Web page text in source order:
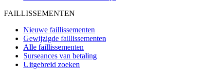
FAILLISSEMENTEN
Nieuwe faillissementen
Gewijzigde faillissementen
Alle faillissementen
Surseances van betaling
Uitgebreid zoeken